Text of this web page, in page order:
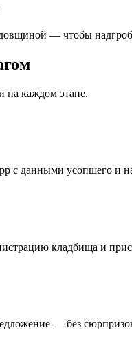
— чтобы
на каждом этапе.
с данными усопшего и
кладбища и
— без